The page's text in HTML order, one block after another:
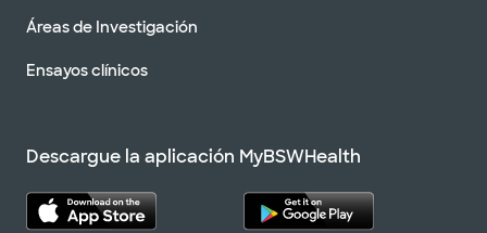
Áreas de Investigación
Ensayos clínicos
Descargue la aplicación MyBSWHealth